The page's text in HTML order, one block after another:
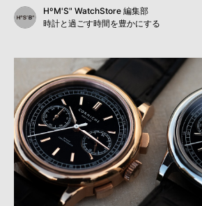
HºM'S" WatchStore 編集部
時計と過ごす時間を豊かにする